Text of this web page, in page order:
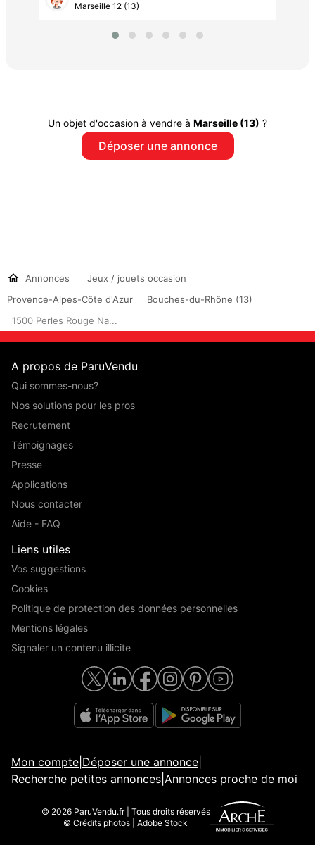
Marseille 12 (13)
Un objet d'occasion à vendre à Marseille (13) ?
Déposer une annonce
Annonces
Jeux / jouets occasion
Provence-Alpes-Côte d'Azur
Bouches-du-Rhône (13)
1500 Perles Rouge Na...
A propos de ParuVendu
Qui sommes-nous?
Nos solutions pour les pros
Recrutement
Témoignages
Presse
Applications
Nous contacter
Aide - FAQ
Liens utiles
Vos suggestions
Cookies
Politique de protection des données personnelles
Mentions légales
Signaler un contenu illicite
Mon compte Déposer une annonce
Recherche petites annonces Annonces proche de moi
© 2026 ParuVendu.fr | Tous droits réservés
© Crédits photos | Adobe Stock